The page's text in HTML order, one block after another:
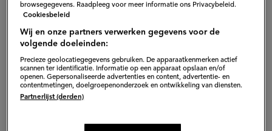
browsegegevens. Raadpleeg voor meer informatie ons Privacybeleid.
Cookiesbeleid
Wij en onze partners verwerken gegevens voor de
volgende doeleinden:
Precieze geolocatiegegevens gebruiken. De apparaatkenmerken actief
scannen ter identificatie. Informatie op een apparaat opslaan en/of
openen. Gepersonaliseerde advertenties en content, advertentie- en
contentmetingen, doelgroepenonderzoek en ontwikkeling van diensten.
Partnerlijst (derden)